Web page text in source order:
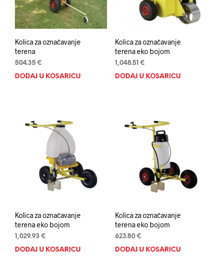
Kolica za označavanje
terena
504.35 €
DODAJ U KOŠARICU
Kolica za označavanje
terena eko bojom
1,048.51 €
DODAJ U KOŠARICU
Kolica za označavanje
terena eko bojom
1,029.93 €
DODAJ U KOŠARICU
Kolica za označavanje
terena eko bojom
623.80 €
DODAJ U KOŠARICU